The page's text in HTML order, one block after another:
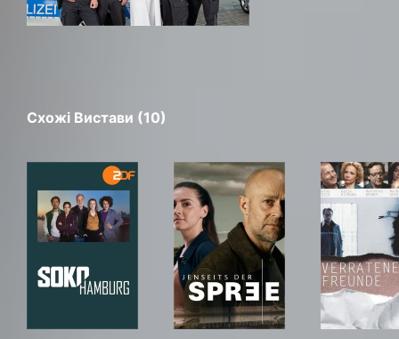
Схожі Вистави (10)